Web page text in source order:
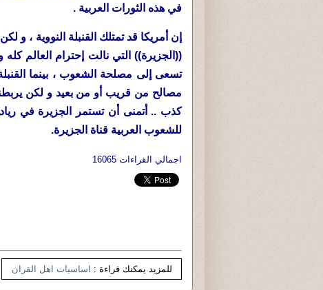
في هذه الثورات العربية .
إن أمريكا قد تمتلك القنبلة النووية ، و
((الجزيرة)) التي نالت إحترام العالم
تسعى إلى مصلحة الشعوب ، بينما
مصالح من قريب أو من بعيد و لكن يربطني
كذب .. أتمنى أن تستمر الجزيرة في
للشعوب العربية قناة الجزيرة.
اجمالي القراءات 16065
للمزيد يمكنك قراءة : اساسيات اهل القران